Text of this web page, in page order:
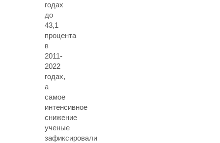
годах
до
43,1
процента
в
2011-
2022
годах,
а
самое
интенсивное
снижение
ученые
зафиксировали